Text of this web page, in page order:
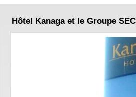
Hôtel Kanaga et le Groupe